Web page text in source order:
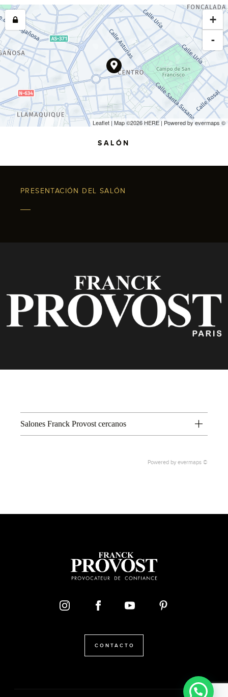
+
-
Leaflet | Map ©2026HERE | Powered by evermaps ©
SALÓN
PRESENTACIÓN DEL SALÓN
Salones Franck Provost cercanos
Powered by evermaps ©
CONTACTO